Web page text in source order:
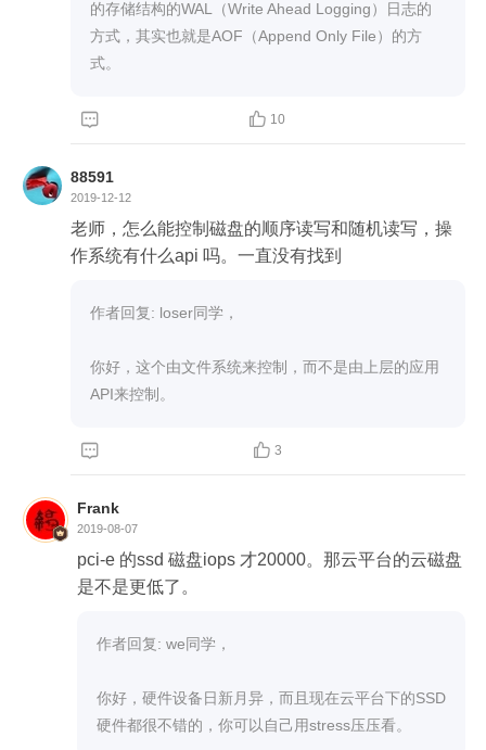
的存储结构的WAL（Write Ahead Logging）日志的
方式，其实也就是AOF（Append Only File）的方
式。
  10
88591
2019-12-12
老师，怎么能控制磁盘的顺序读写和随机读写，操
作系统有什么api 吗。一直没有找到
作者回复: loser同学，
你好，这个由文件系统来控制，而不是由上层的应用
API来控制。
  3
Frank
2019-08-07
pci-e 的ssd 磁盘iops 才20000。那云平台的云磁盘
是不是更低了。
作者回复: we同学，
你好，硬件设备日新月异，而且现在云平台下的SSD
硬件都很不错的，你可以自己用stress压压看。